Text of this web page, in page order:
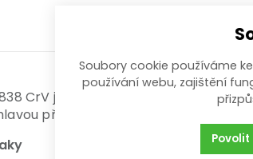
CrV je vyroben z chrom-
příslušného rozměru.
Soubory cookie používáme
používání webu, zajištění
Povolit